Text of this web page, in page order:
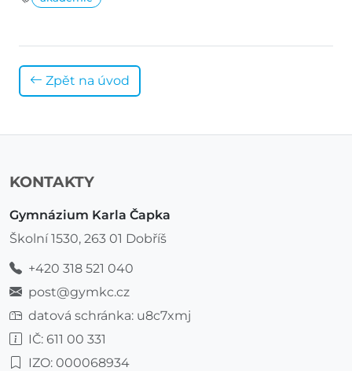
Zpět na úvod
KONTAKTY
Gymnázium Karla Čapka
Školní 1530, 263 01 Dobříš
+420 318 521 040
post@gymkc.cz
datová schránka: u8c7xmj
IČ: 611 00 331
IZO: 000068934